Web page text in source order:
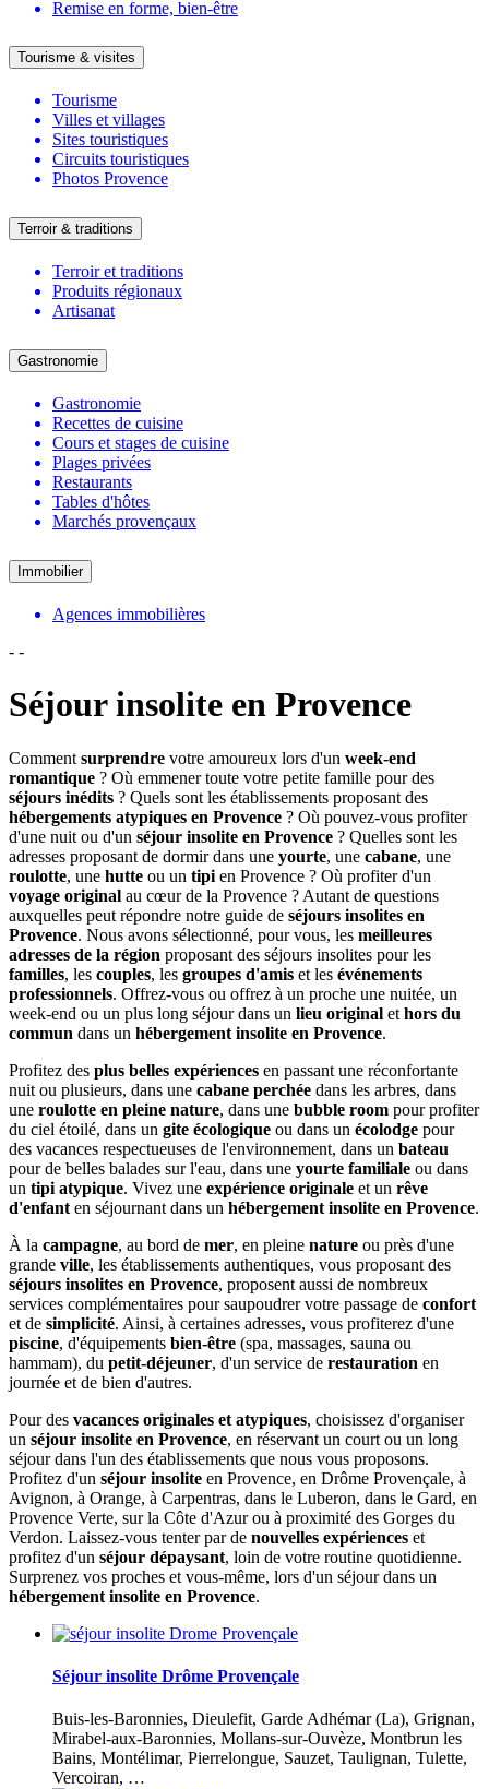
Remise en forme, bien-être
Tourisme & visites
Tourisme
Villes et villages
Sites touristiques
Circuits touristiques
Photos Provence
Terroir & traditions
Terroir et traditions
Produits régionaux
Artisanat
Gastronomie
Gastronomie
Recettes de cuisine
Cours et stages de cuisine
Plages privées
Restaurants
Tables d'hôtes
Marchés provençaux
Immobilier
Agences immobilières
- -
Séjour insolite en Provence
Comment surprendre votre amoureux lors d'un week-end
romantique ? Où emmener toute votre petite famille pour des
séjours inédits ? Quels sont les établissements proposant des
hébergements atypiques en Provence ? Où pouvez-vous profiter
d'une nuit ou d'un séjour insolite en Provence ? Quelles sont les
adresses proposant de dormir dans une yourte, une cabane, une
roulotte, une hutte ou un tipi en Provence ? Où profiter d'un
voyage original au cœur de la Provence ? Autant de questions
auxquelles peut répondre notre guide de séjours insolites en
Provence. Nous avons sélectionné, pour vous, les meilleures
adresses de la région proposant des séjours insolites pour les
familles, les couples, les groupes d'amis et les événements
professionnels. Offrez-vous ou offrez à un proche une nuitée, un
week-end ou un plus long séjour dans un lieu original et hors du
commun dans un hébergement insolite en Provence.
Profitez des plus belles expériences en passant une réconfortante
nuit ou plusieurs, dans une cabane perchée dans les arbres, dans
une roulotte en pleine nature, dans une bubble room pour profiter
du ciel étoilé, dans un gite écologique ou dans un écolodge pour
des vacances respectueuses de l'environnement, dans un bateau
pour de belles balades sur l'eau, dans une yourte familiale ou dans
un tipi atypique. Vivez une expérience originale et un rêve
d'enfant en séjournant dans un hébergement insolite en Provence.
À la campagne, au bord de mer, en pleine nature ou près d'une
grande ville, les établissements authentiques, vous proposant des
séjours insolites en Provence, proposent aussi de nombreux
services complémentaires pour saupoudrer votre passage de confort
et de simplicité. Ainsi, à certaines adresses, vous profiterez d'une
piscine, d'équipements bien-être (spa, massages, sauna ou
hammam), du petit-déjeuner, d'un service de restauration en
journée et de bien d'autres.
Pour des vacances originales et atypiques, choisissez d'organiser
un séjour insolite en Provence, en réservant un court ou un long
séjour dans l'un des établissements que nous vous proposons.
Profitez d'un séjour insolite en Provence, en Drôme Provençale, à
Avignon, à Orange, à Carpentras, dans le Luberon, dans le Gard, en
Provence Verte, sur la Côte d'Azur ou à proximité des Gorges du
Verdon. Laissez-vous tenter par de nouvelles expériences et
profitez d'un séjour dépaysant, loin de votre routine quotidienne.
Surprenez vos proches et vous-même, lors d'un séjour dans un
hébergement insolite en Provence.
Séjour insolite Drôme Provençale
Buis-les-Baronnies, Dieulefit, Garde Adhémar (La), Grignan,
Mirabel-aux-Baronnies, Mollans-sur-Ouvèze, Montbrun les
Bains, Montélimar, Pierrelongue, Sauzet, Taulignan, Tulette,
Vercoiran, …